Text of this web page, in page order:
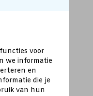
voor
we informatie
en
die je
van hun